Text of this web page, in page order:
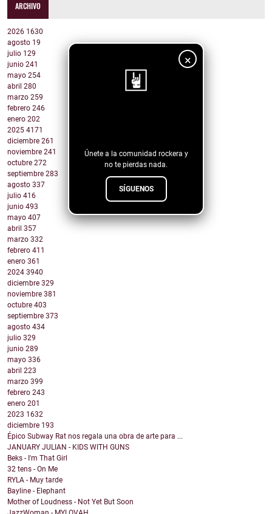
×
Únete a la comunidad rockera y
no te pierdas nada.
SÍGUENOS
ARCHIVO
2026 1630
agosto 19
julio 129
junio 241
mayo 254
abril 280
marzo 259
febrero 246
enero 202
2025 4171
diciembre 261
noviembre 241
octubre 272
septiembre 283
agosto 337
julio 416
junio 493
mayo 407
abril 357
marzo 332
febrero 411
enero 361
2024 3940
diciembre 329
noviembre 381
octubre 403
septiembre 373
agosto 434
julio 329
junio 289
mayo 336
abril 223
marzo 399
febrero 243
enero 201
2023 1632
diciembre 193
Épico Subway Rat nos regala una obra de arte para ...
JANUARY JULIAN - KIDS WITH GUNS
Beks - I'm That Girl
32 tens - On Me
RYLA - Muy tarde
Bayline - Elephant
Mother of Loudness - Not Yet But Soon